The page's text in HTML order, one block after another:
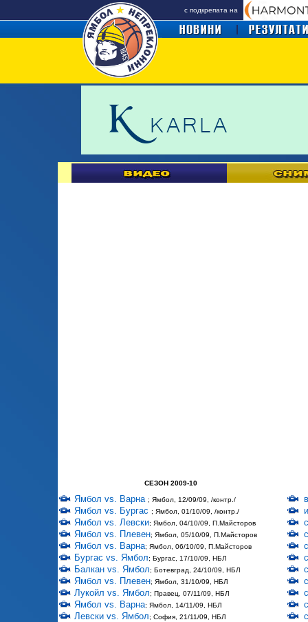
с подкрепата на
СЕЗОН 2009-10
Ямбол vs. Варна ; Ямбол, 12/09/09, /контр./
Ямбол vs. Бургас ; Ямбол, 01/10/09, /контр./
Ямбол vs. Левски; Ямбол, 04/10/09, П.Майсторов
Ямбол vs. Плевен; Ямбол, 05/10/09, П.Майсторов
Ямбол vs. Варна; Ямбол, 06/10/09, П.Майсторов
Бургас vs. Ямбол; Бургас, 17/10/09, НБЛ
Балкан vs. Ямбол; Ботевград, 24/10/09, НБЛ
Ямбол vs. Плевен; Ямбол, 31/10/09, НБЛ
Лукойл vs. Ямбол; Правец, 07/11/09, НБЛ
Ямбол vs. Варна; Ямбол, 14/11/09, НБЛ
Левски vs. Ямбол; София, 21/11/09, НБЛ